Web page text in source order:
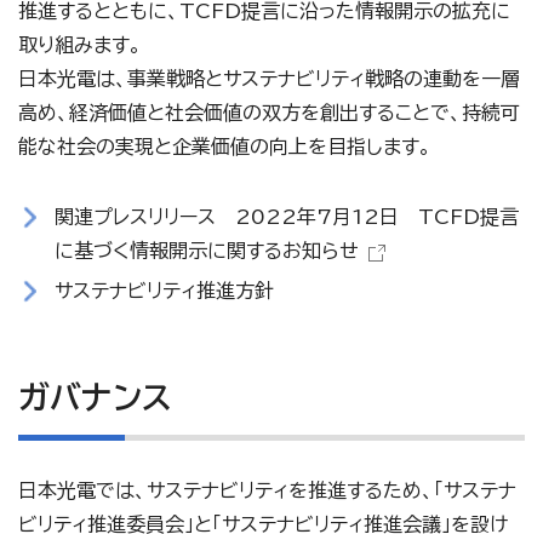
推進するとともに、TCFD提言に沿った情報開示の拡充に
取り組みます。
日本光電は、事業戦略とサステナビリティ戦略の連動を一層
高め、経済価値と社会価値の双方を創出することで、持続可
能な社会の実現と企業価値の向上を目指します。
関連プレスリリース 2022年7月12日 TCFD提言
に基づく情報開示に関するお知らせ
サステナビリティ推進方針
ガバナンス
日本光電では、サステナビリティを推進するため、「サステナ
ビリティ推進委員会」と「サステナビリティ推進会議」を設け